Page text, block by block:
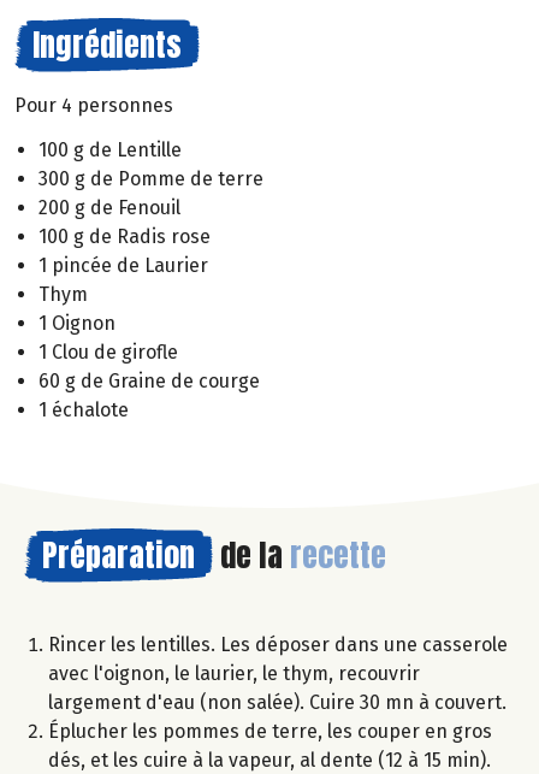
Ingrédients
Pour 4 personnes
100 g de Lentille
300 g de Pomme de terre
200 g de Fenouil
100 g de Radis rose
1 pincée de Laurier
Thym
1 Oignon
1 Clou de girofle
60 g de Graine de courge
1 échalote
Préparation de la recette
Rincer les lentilles. Les déposer dans une casserole
avec l'oignon, le laurier, le thym, recouvrir
largement d'eau (non salée). Cuire 30 mn à couvert.
Éplucher les pommes de terre, les couper en gros
dés, et les cuire à la vapeur, al dente (12 à 15 min).